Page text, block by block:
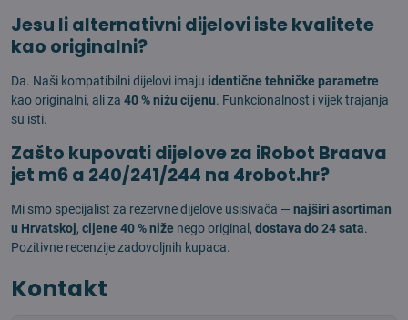
Jesu li alternativni dijelovi iste kvalitete
kao originalni?
Da. Naši kompatibilni dijelovi imaju identične tehničke parametre
kao originalni, ali za 40 % nižu cijenu. Funkcionalnost i vijek trajanja
su isti.
Zašto kupovati dijelove za iRobot Braava
jet m6 a 240/241/244 na 4robot.hr?
Mi smo specijalist za rezervne dijelove usisivača — najširi asortiman
u Hrvatskoj, cijene 40 % niže nego original, dostava do 24 sata.
Pozitivne recenzije zadovoljnih kupaca.
Kontakt